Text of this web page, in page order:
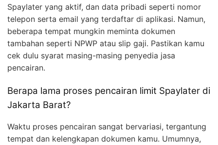
Spaylater yang aktif, dan data pribadi seperti nomor
telepon serta email yang terdaftar di aplikasi. Namun,
beberapa tempat mungkin meminta dokumen
tambahan seperti NPWP atau slip gaji. Pastikan kamu
cek dulu syarat masing-masing penyedia jasa
pencairan.
Berapa lama proses pencairan limit Spaylater di
Jakarta Barat?
Waktu proses pencairan sangat bervariasi, tergantung
tempat dan kelengkapan dokumen kamu. Umumnya,